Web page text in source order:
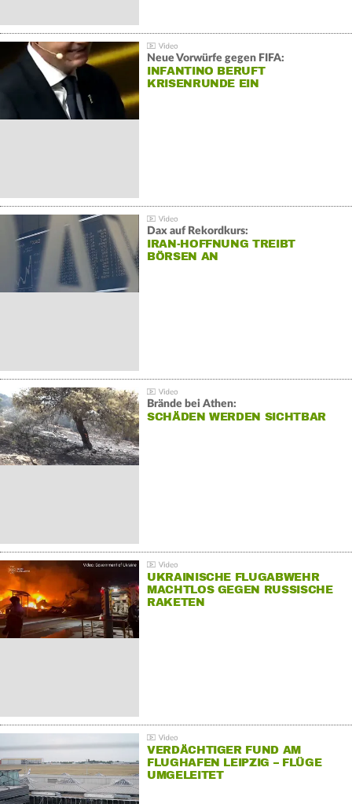
Neue Vorwürfe gegen FIFA:
INFANTINO BERUFT
KRISENRUNDE EIN
Dax auf Rekordkurs:
IRAN-HOFFNUNG TREIBT
BÖRSEN AN
Brände bei Athen:
SCHÄDEN WERDEN SICHTBAR
UKRAINISCHE FLUGABWEHR
MACHTLOS GEGEN RUSSISCHE
RAKETEN
VERDÄCHTIGER FUND AM
FLUGHAFEN LEIPZIG – FLÜGE
UMGELEITET